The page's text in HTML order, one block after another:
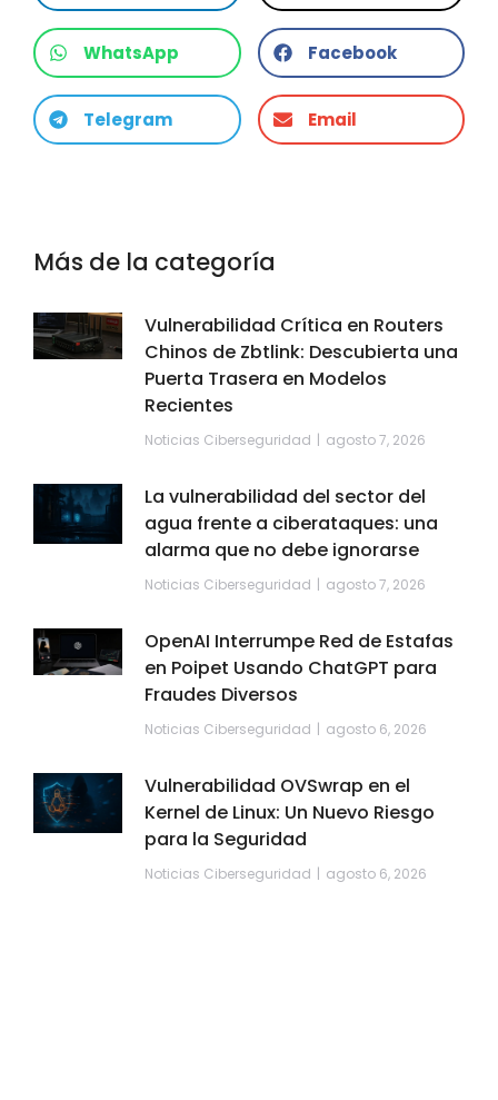
WhatsApp Facebook
Telegram Email
Más de la categoría
Vulnerabilidad Crítica en Routers
Chinos de Zbtlink: Descubierta una
Puerta Trasera en Modelos
Recientes
Noticias Ciberseguridad agosto 7, 2026
La vulnerabilidad del sector del
agua frente a ciberataques: una
alarma que no debe ignorarse
Noticias Ciberseguridad agosto 7, 2026
OpenAI Interrumpe Red de Estafas
en Poipet Usando ChatGPT para
Fraudes Diversos
Noticias Ciberseguridad agosto 6, 2026
Vulnerabilidad OVSwrap en el
Kernel de Linux: Un Nuevo Riesgo
para la Seguridad
Noticias Ciberseguridad agosto 6, 2026